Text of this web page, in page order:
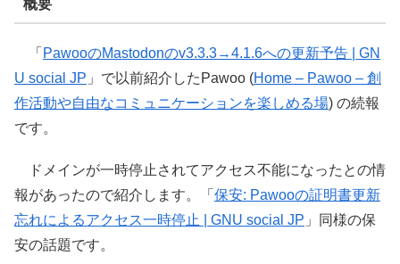
概要
「 PawooのMastodonのv3.3.3→4.1.6への更新予告 | GN
U social JP 」で以前紹介したPawoo (Home – Pawoo – 創
作活動や自由なコミュニケーションを楽しめる場) の続報
です。
ドメインが一時停止されてアクセス不能になったとの情
報があったので紹介します。「 保安: Pawooの証明書更新
忘れによるアクセス一時停止 | GNU social JP 」同様の保
安の話題です。